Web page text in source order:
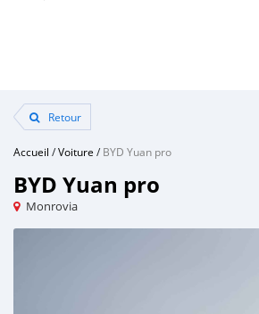
Retour
Accueil /Voiture /BYD Yuan pro
BYD Yuan pro
Monrovia